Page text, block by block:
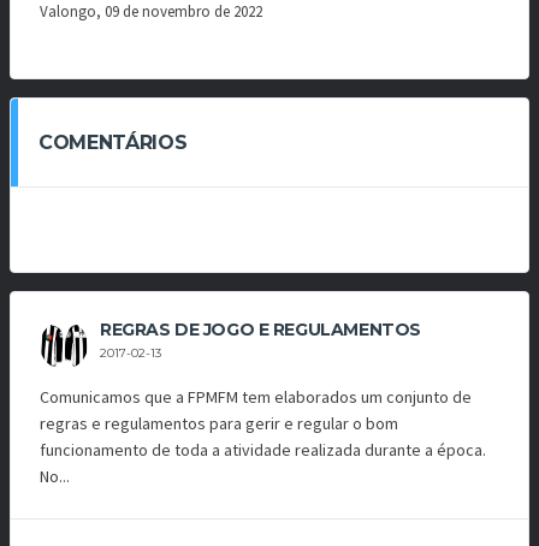
Valongo, 09 de novembro de 2022
COMENTÁRIOS
REGRAS DE JOGO E REGULAMENTOS
2017-02-13
Comunicamos que a FPMFM tem elaborados um conjunto de
regras e regulamentos para gerir e regular o bom
funcionamento de toda a atividade realizada durante a época.
No...